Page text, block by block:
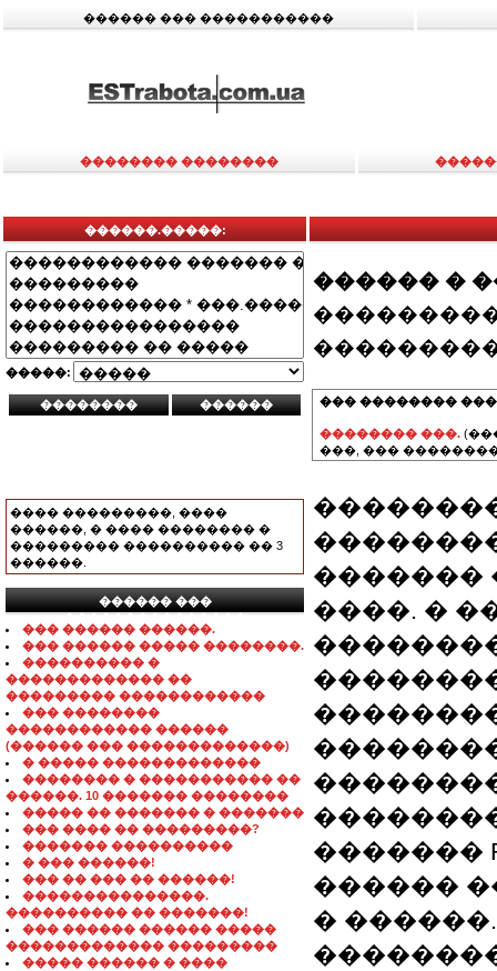
������ ��� �����������
�������� ��������
������.�����:
�����:
���� ���������, ����
������, � ���� �������� �
��������� ���������� �� 3
������.
������ ���
���������������
��� ������ ������.
��� ������ ����� ��������.
���������� �
������������� ��
��������� ������������
��� ��������
������������ ������
(������ ��� �������������)
� ����� �������������
�������� � ����������� ��
������. 10 ������� ��������
����� �� ������� � �������
��� ���� �� ���������?
������� ����������
� ��� ������!
��� �� ��� �� ������!
���������������.
���������� �� �������!
��� ������ ������ �����
������������� ���������
����� ������ � ����
������ �
��� ��������
�������� ���.
���, ���
��������
���������
�������
����. � ���
�������
������
� ������.